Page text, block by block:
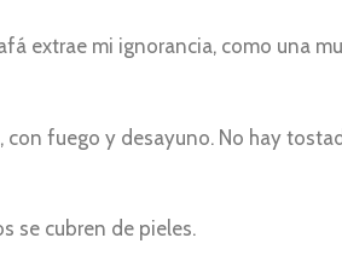
extrae mi ignorancia, como una
fuego y desayuno. No hay
se cubren de pieles.